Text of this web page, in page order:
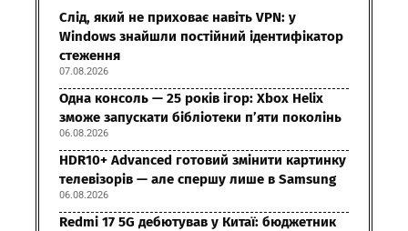
Слід, який не приховає навіть VPN: у
Windows знайшли постійний ідентифікатор
стеження
07.08.2026
Одна консоль — 25 років ігор: Xbox Helix
зможе запускати бібліотеки п’яти поколінь
06.08.2026
HDR10+ Advanced готовий змінити картинку
телевізорів — але спершу лише в Samsung
06.08.2026
Redmi 17 5G дебютував у Китаї: бюджетник